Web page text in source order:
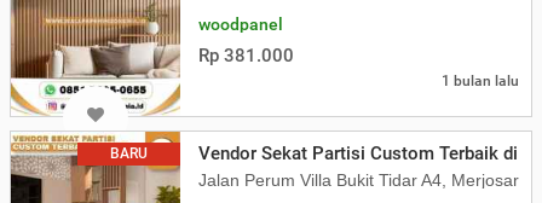
woodpanel
Rp 381.000
1 bulan lalu
BARU Vendor Sekat Partisi Custom Terbaik di
Jalan Perum Villa Bukit Tidar A4, Merjosari,